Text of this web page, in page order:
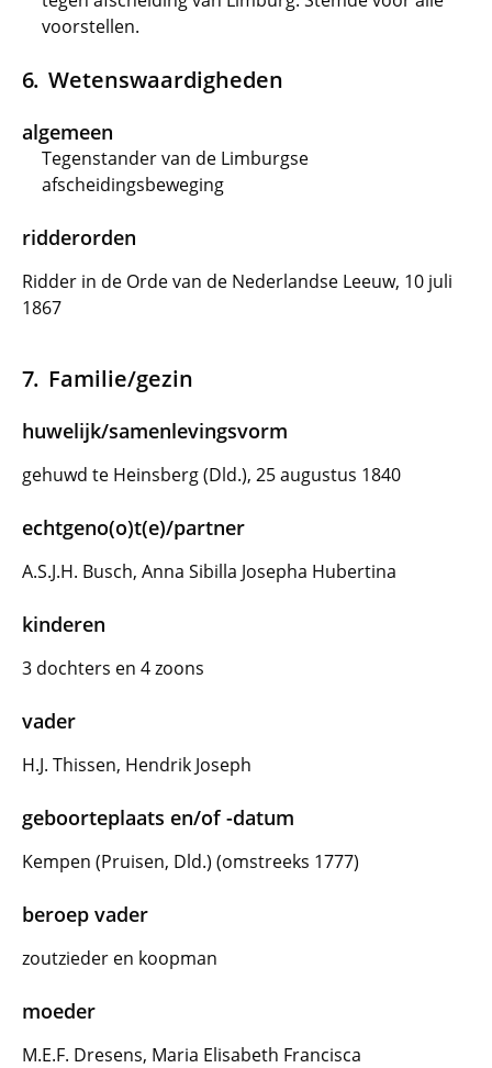
voorstellen.
Wetenswaardigheden
algemeen
Tegenstander van de Limburgse
afscheidingsbeweging
ridderorden
Ridder in de Orde van de Nederlandse Leeuw, 10 juli
1867
Familie/gezin
huwelijk/samenlevingsvorm
gehuwd te Heinsberg (Dld.), 25 augustus 1840
echtgeno(o)t(e)/partner
A.S.J.H. Busch, Anna Sibilla Josepha Hubertina
kinderen
3 dochters en 4 zoons
vader
H.J. Thissen, Hendrik Joseph
geboorteplaats en/of -datum
Kempen (Pruisen, Dld.) (omstreeks 1777)
beroep vader
zoutzieder en koopman
moeder
M.E.F. Dresens, Maria Elisabeth Francisca